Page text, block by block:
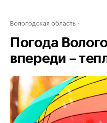
Вологодская область
Погода
впереди –